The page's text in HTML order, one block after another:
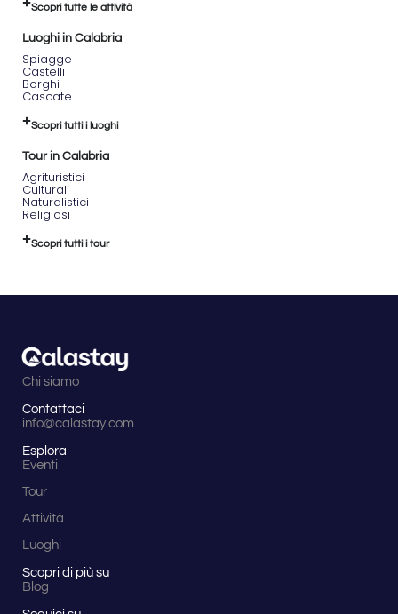
Scopri tutte le attività
Luoghi in Calabria
Spiagge
Castelli
Borghi
Cascate
Scopri tutti i luoghi
Tour in Calabria
Agrituristici
Culturali
Naturalistici
Religiosi
Scopri tutti i tour
Chi siamo
Contattaci
info@calastay.com
Esplora
Eventi
Tour
Attività
Luoghi
Scopri di più su
Blog